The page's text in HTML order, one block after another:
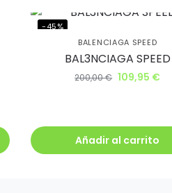
-45%
BALENCIAGA SPEED
BAL3NCIAGA SPEED
200,00€ 109,95 €
Añadir al carrito